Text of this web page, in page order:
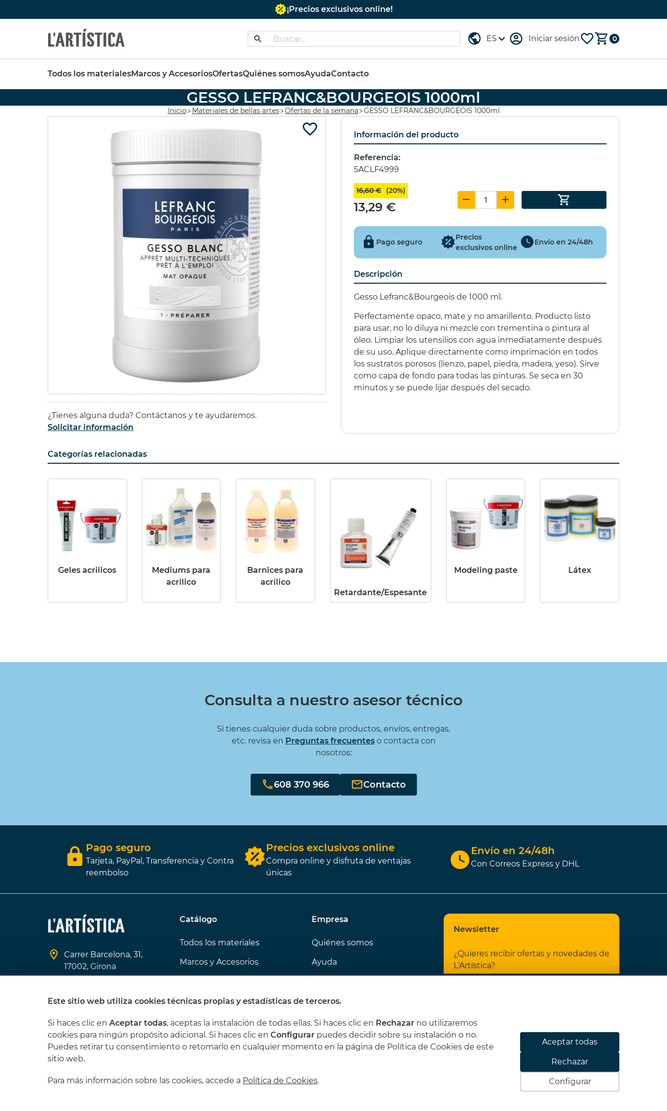
¡Precios exclusivos online!
Búsquedas populares
vallejo pinceles
pinceles escoda
Destacados
SET 6 COLORES
OPACOS 60ML
44,37 € (10%)
39,93 €
BASTIDOR REDONDO
CON TELA 40 cms.
ESTUCHE 96
PROMARKER
295,00 € (15%)
GESSO
1000ml
16,60 € (20%)
49,55 €
Iniciar sesión 0
Todos los materialesMarcos y AccesoriosOfertasQuiénes somosAyudaContacto
GESSO LEFRANC&BOURGEOIS 1000ml
Inicio Materiales de bellas artes Ofertas de la semana GESSO LEFRANC&BOURGEOIS 1000ml
¿Tienes alguna duda? Contáctanos y te ayudaremos.
Solicitar información
Información del producto
Referencia:
5ACLF4999
16,60 € (20%)
13,29 €
Pago seguro
Precios
exclusivos online
Envío en 24/48h
Descripción
Gesso Lefranc&Bourgeois de 1000 ml.
Perfectamente opaco, mate y no amarillento. Producto listo
para usar, no lo diluya ni mezcle con trementina o pintura al
óleo. Limpiar los utensilios con agua inmediatamente después
de su uso. Aplique directamente como imprimación en todos
los sustratos porosos (lienzo, papel, piedra, madera, yeso). Sirve
como capa de fondo para todas las pinturas. Se seca en 30
minutos y se puede lijar después del secado.
Categorías relacionadas
Geles acrilicos
Mediums para
acrilico
Barnices para
acrílico
Retardante/Espesante
Modeling paste Látex
Consulta a nuestro asesor técnico
Si tienes cualquier duda sobre productos, envíos, entregas,
etc. revisa en Preguntas frecuenteso contacta con
nosotros:
608 370 966 Contacto
Pago seguro
Tarjeta, PayPal, Transferencia y Contra
reembolso
Precios exclusivos online
Compra online y disfruta de ventajas
únicas
Envío en 24/48h
Con Correos Express y DHL
Carrer Barcelona, 31,
17002, Girona
Catálogo
Todos los materiales
Marcos y Accesorios
Los que más gustan
Empresa
Quiénes somos
Ayuda
Newsletter
¿Quieres recibir ofertas y novedades de
L'Artística?
CAB66B
Este sitio web utiliza cookies técnicas propias y estadísticas de terceros.
Si haces clic en Aceptar todas, aceptas la instalación de todas ellas. Si haces clic en Rechazar no utilizaremos
cookies para ningún propósito adicional. Si haces clic en Configurar puedes decidir sobre su instalación o no.
Puedes retirar tu consentimiento o retomarlo en cualquier momento en la página de Política de Cookies de este
sitio web.
Para más información sobre las cookies, accede a Política de Cookies.
Aceptar todas
Rechazar
Configurar